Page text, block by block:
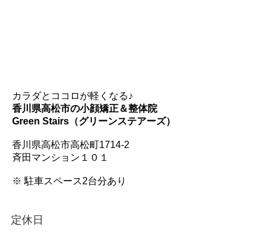
カラダとココロが軽くなる♪
香川県高松市の小顔矯正＆整体院
Green Stairs（グリーンステアーズ）
香川県高松市高松町1714-2
斉田マンション１０１
※ 駐車スペース2台分あり
定休日